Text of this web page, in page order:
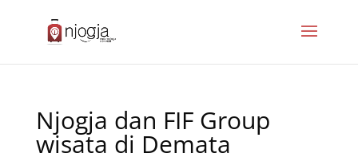
Njogja dan FIF Group
wisata di Demata